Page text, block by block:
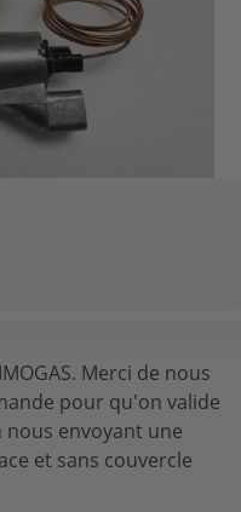
Merci de nous
pour qu'on valide
envoyant une
et sans couvercle